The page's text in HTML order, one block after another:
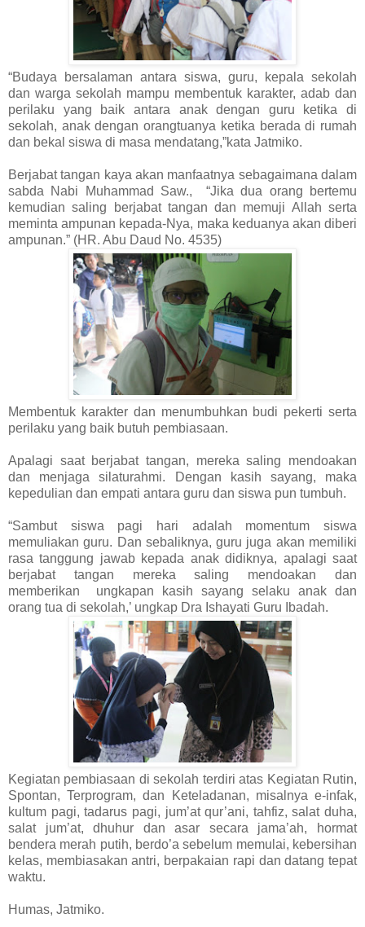
“Budaya bersalaman antara siswa, guru, kepala sekolah
dan warga sekolah mampu membentuk karakter, adab dan
perilaku yang baik antara anak dengan guru ketika di
sekolah, anak dengan orangtuanya ketika berada di rumah
dan bekal siswa di masa mendatang,”kata Jatmiko.
Berjabat tangan kaya akan manfaatnya sebagaimana dalam
sabda Nabi Muhammad Saw., “Jika dua orang bertemu
kemudian saling berjabat tangan dan memuji Allah serta
meminta ampunan kepada-Nya, maka keduanya akan diberi
ampunan.” (HR. Abu Daud No. 4535)
Membentuk karakter dan menumbuhkan budi pekerti serta
perilaku yang baik butuh pembiasaan.
Apalagi saat berjabat tangan, mereka saling mendoakan
dan menjaga silaturahmi. Dengan kasih sayang, maka
kepedulian dan empati antara guru dan siswa pun tumbuh.
“Sambut siswa pagi hari adalah momentum siswa
memuliakan guru. Dan sebaliknya, guru juga akan memiliki
rasa tanggung jawab kepada anak didiknya, apalagi saat
berjabat tangan mereka saling mendoakan dan
memberikan ungkapan kasih sayang selaku anak dan
orang tua di sekolah,’ ungkap Dra Ishayati Guru Ibadah.
Kegiatan pembiasaan di sekolah terdiri atas Kegiatan Rutin,
Spontan, Terprogram, dan Keteladanan, misalnya e-infak,
kultum pagi, tadarus pagi, jum’at qur’ani, tahfiz, salat duha,
salat jum’at, dhuhur dan asar secara jama’ah, hormat
bendera merah putih, berdo’a sebelum memulai, kebersihan
kelas, membiasakan antri, berpakaian rapi dan datang tepat
waktu.
Humas, Jatmiko.